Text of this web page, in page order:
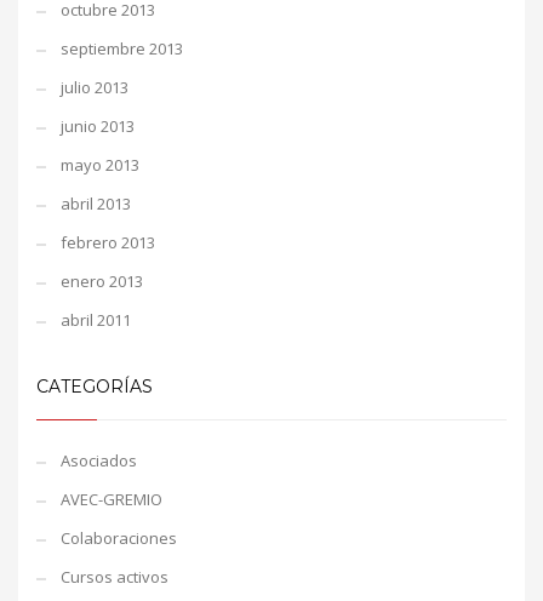
octubre 2013
septiembre 2013
julio 2013
junio 2013
mayo 2013
abril 2013
febrero 2013
enero 2013
abril 2011
CATEGORÍAS
Asociados
AVEC-GREMIO
Colaboraciones
Cursos activos